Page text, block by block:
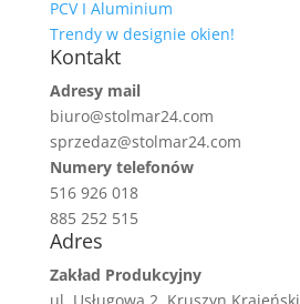
PCV I Aluminium
Trendy w designie okien!
Kontakt
Adresy mail
biuro@stolmar24.com
sprzedaz@stolmar24.com
Numery telefonów
516 926 018
885 252 515
Adres
Zakład Produkcyjny